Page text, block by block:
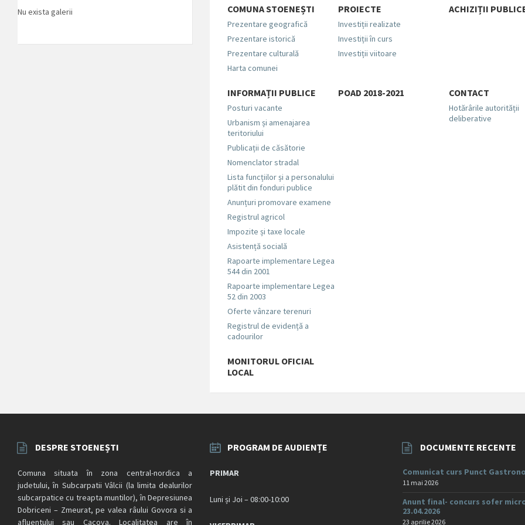
COMUNA STOENEȘTI
Prezentare geografică
Prezentare istorică
Prezentare culturală
Harta comunei
PROIECTE
Investiții realizate
Investiții în curs
Investiții viitoare
ACHIZIȚII
INFORMAȚII PUBLICE
Posturi vacante
Urbanism și amenajarea
teritoriului
Publicații de căsătorie
Nomenclator stradal
Lista funcțiilor și a personalului
plătit din fonduri publice
Anunțuri promovare examene
Registrul agricol
Impozite și taxe locale
Asistență socială
Rapoarte implementare Legea
544 din 2001
Rapoarte implementare Legea
52 din 2003
Oferte vânzare terenuri
Registrul de evidență a
cadourilor
POAD 2018-2021 CONTACT
Hotărârile autorității
deliberative
MONITORUL OFICIAL
LOCAL
Nu exista galerii
DESPRE STOENEȘTI
Comuna situata în zona central-nordica a
judetului, în Subcarpatii Vâlcii (la limita dealurilor
subcarpatice cu treapta muntilor), în Depresiunea
Dobriceni – Zmeurat, pe valea râului Govora si a
afluentului sau Cacova. Localitatea are în
PROGRAM DE AUDIENȚE
PRIMAR
Luni și Joi – 08:00-10:00
DOCUMENTE RECENTE
Comunicat curs Punct
11 mai 2026
Anunt final- concurs sofer
23.04.2026
23 aprilie 2026